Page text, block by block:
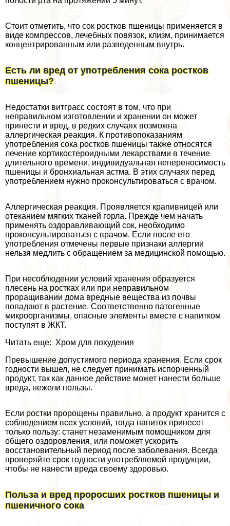
Стоит отметить, что сок ростков пшеницы применяется в
виде компрессов, лечебных повязок, клизм, принимается
концентрированным или разведенным внутрь.
Есть ли вред от употрeбления сока ростков
пшеницы?
Недостатки витграсс состоят в том, что при
неправильном изготовлении и хранении он может
принести и вред, в редких случаях возможна
аллергическая реакция. К противопоказаниям
употрeбления сока ростков пшеницы также относятся
лечение кортикостероидными лекарствами в течение
длительного времени, индивидуальная непереносимость
пшеницы и бронхиальная астма. В этих случаях перед
употрeблением нужно проконсультироваться с врачом.
Аллергическая реакция. Проявляется крапивницей или
отеканием мягких тканей горла. Прежде чем начать
применять оздоравливающий сок, необходимо
проконсультироваться с врачом. Если после его
употрeбления отмечены первые признаки аллергии
нельзя медлить с обращением за медицинской помощью.
При несоблюдении условий хранения образуется
плесень на ростках или при неправильном
проращивании дома вредные вещества из почвы
попадают в растение. Соответственно патогенные
микроорганизмы, опасные элементы вместе с напитком
поступят в ЖКТ.
Читать еще: Хром для похудения
Превышение допустимого периода хранения. Если срок
годности вышел, не следует принимать испорченный
продукт, так как данное действие может нанести больше
вреда, нежели пользы.
Если ростки пророщены правильно, а продукт хранится с
соблюдением всех условий, тогда напиток принесет
только пользу: станет незаменимым помощником для
общего оздоровления, или поможет ускорить
восстановительный период после заболевания. Всегда
проверяйте срок годности употрeбляемой продукции,
чтобы не нанести вреда своему здоровью.
Польза и вред проросших ростков пшеницы и
пшеничного сока